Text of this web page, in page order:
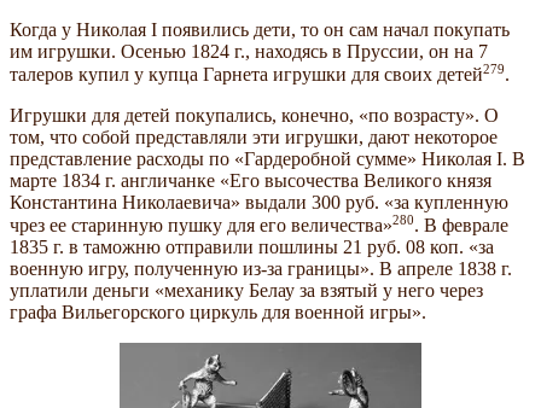
Когда у Николая I появились дети, то он сам начал покупать
им игрушки. Осенью 1824 г., находясь в Пруссии, он на 7
талеров купил у купца Гарнета игрушки для своих детей279.
Игрушки для детей покупались, конечно, «по возрасту». О
том, что собой представляли эти игрушки, дают некоторое
представление расходы по «Гардеробной сумме» Николая I. В
марте 1834 г. англичанке «Его высочества Великого князя
Константина Николаевича» выдали 300 руб. «за купленную
чрез ее старинную пушку для его величества»280. В феврале
1835 г. в таможню отправили пошлины 21 руб. 08 коп. «за
военную игру, полученную из-за границы». В апреле 1838 г.
уплатили деньги «механику Белау за взятый у него через
графа Вильегорского циркуль для военной игры».